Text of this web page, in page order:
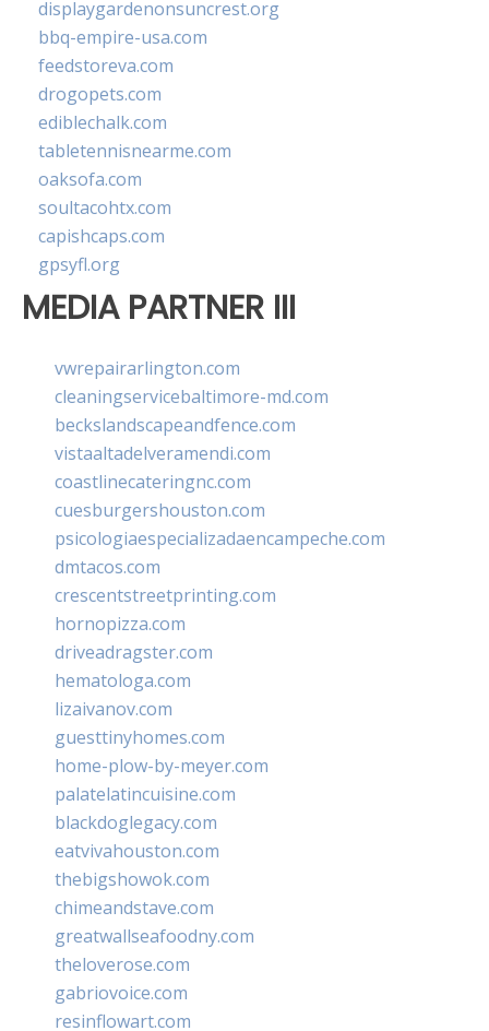
displaygardenonsuncrest.org
bbq-empire-usa.com
feedstoreva.com
drogopets.com
ediblechalk.com
tabletennisnearme.com
oaksofa.com
soultacohtx.com
capishcaps.com
gpsyfl.org
MEDIA PARTNER III
vwrepairarlington.com
cleaningservicebaltimore-md.com
beckslandscapeandfence.com
vistaaltadelveramendi.com
coastlinecateringnc.com
cuesburgershouston.com
psicologiaespecializadaencampeche.com
dmtacos.com
crescentstreetprinting.com
hornopizza.com
driveadragster.com
hematologa.com
lizaivanov.com
guesttinyhomes.com
home-plow-by-meyer.com
palatelatincuisine.com
blackdoglegacy.com
eatvivahouston.com
thebigshowok.com
chimeandstave.com
greatwallseafoodny.com
theloverose.com
gabriovoice.com
resinflowart.com